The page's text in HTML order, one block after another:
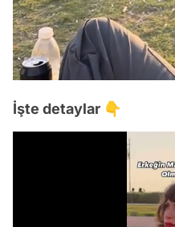
İşte detaylar 👇